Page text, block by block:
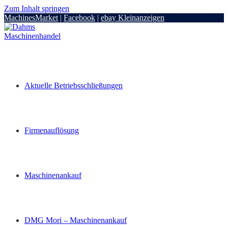
Zum Inhalt springen
MachinesMarket | Facebook | ebay Kleinanzeigen
Aktuelle Betriebsschließungen
Firmenauflösung
Maschinenankauf
DMG Mori – Maschinenankauf